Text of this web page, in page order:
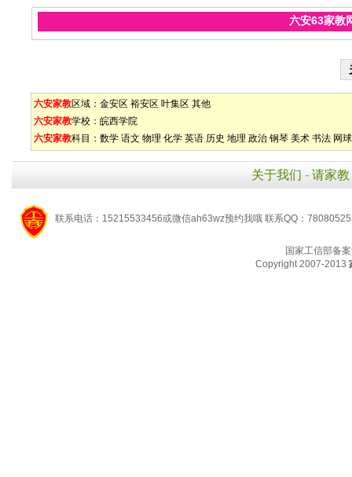
六安63家教
六安家教区域： 金安区 裕安区 叶集区 其他
六安家教学校： 皖西学院
六安家教科目： 数学 语文 物理 化学 英语 历史 地理 政治 钢琴 美术 书法 网球
关于我们 - 请家教
联系电话：15215533456或微信ah63wz预约我哦 联系QQ：
国家工信部备
Copyright 2007-2013